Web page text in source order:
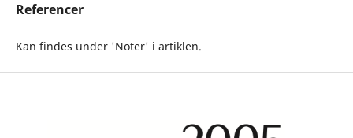
Referencer
Kan findes under 'Noter' i artiklen.